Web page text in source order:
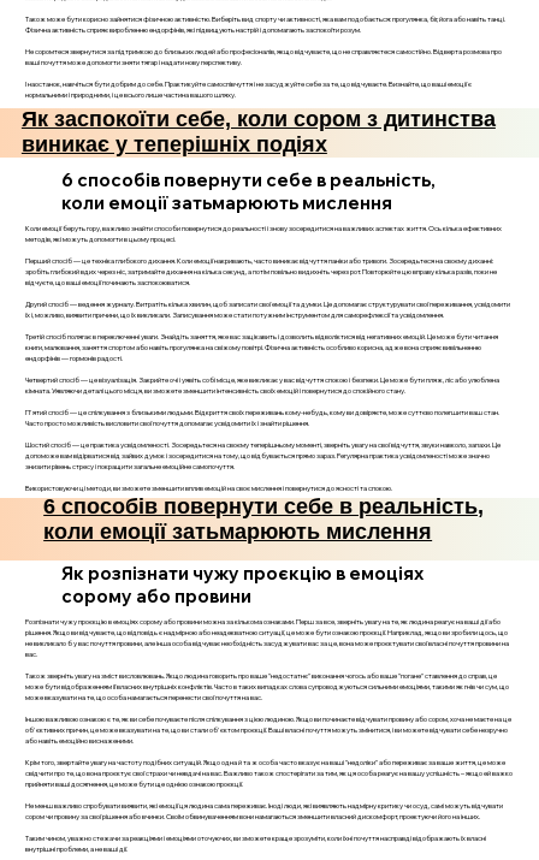
Також може бути корисно зайнятися фізичною активністю. Виберіть вид спорту чи активності, яка вам подобається: прогулянка, біг, йога або навіть танці.
Фізична активність сприяє виробленню ендорфінів, які підвищують настрій і допомагають заспокоїти розум.
Не соромтеся звернутися за підтримкою до близьких людей або професіоналів, якщо відчуваєте, що не справляєтеся самостійно. Відверта розмова про
ваші почуття може допомогти зняти тягар і надати нову перспективу.
І наостанок, навчіться бути добрим до себе. Практикуйте самоспівчуття і не засуджуйте себе за те, що відчуваєте. Визнайте, що ваші емоції є
нормальними і природними, і це всього лише частина вашого шляху.
Як заспокоїти себе, коли сором з дитинства
виникає у теперішніх подіях
6 способів повернути себе в реальність,
коли емоції затьмарюють мислення
Коли емоції беруть гору, важливо знайти способи повернутися до реальності і знову зосередитися на важливих аспектах життя. Ось кілька ефективних
методів, які можуть допомогти в цьому процесі.
Перший спосіб — це техніка глибокого дихання. Коли емоції накривають, часто виникає відчуття паніки або тривоги. Зосередьтеся на своєму диханні:
зробіть глибокий вдих через ніс, затримайте дихання на кілька секунд, а потім повільно видихніть через рот. Повторюйте цю вправу кілька разів, поки не
відчуєте, що ваші емоції починають заспокоюватися.
Другий спосіб — ведення журналу. Витратіть кілька хвилин, щоб записати свої емоції та думки. Це допомагає структурувати свої переживання, усвідомити
їх і, можливо, виявити причини, що їх викликали. Записування може стати потужним інструментом для саморефлексії та усвідомлення.
Третій спосіб полягає в переключенні уваги. Знайдіть заняття, яке вас зацікавить і дозволить відволіктися від негативних емоцій. Це може бути читання
книги, малювання, заняття спортом або навіть прогулянка на свіжому повітрі. Фізична активність особливо корисна, адже вона сприяє вивільненню
ендорфінів — гормонів радості.
Четвертий спосіб — це візуалізація. Закрийте очі і уявіть собі місце, яке викликає у вас відчуття спокою і безпеки. Це може бути пляж, ліс або улюблена
кімната. Уявляючи деталі цього місця, ви зможете зменшити інтенсивність своїх емоцій і повернутися до спокійного стану.
П'ятий спосіб — це спілкування з близькими людьми. Відкриття своїх переживань кому-небудь, кому ви довіряєте, може суттєво полегшити ваш стан.
Часто просто можливість висловити свої почуття допомагає усвідомити їх і знайти рішення.
Шостий спосіб — це практика усвідомленості. Зосередьтеся на своєму теперішньому моменті, зверніть увагу на свої відчуття, звуки навколо, запахи. Це
допоможе вам відірватися від зайвих думок і зосередитися на тому, що відбувається прямо зараз. Регулярна практика усвідомленості може значно
знизити рівень стресу і покращити загальне емоційне самопочуття.
Використовуючи ці методи, ви зможете зменшити вплив емоцій на своє мислення і повернутися до ясності та спокою.
6 способів повернути себе в реальність,
коли емоції затьмарюють мислення
Як розпізнати чужу проєкцію в емоціях
сорому або провини
Розпізнати чужу проєкцію в емоціях сорому або провини можна за кількома ознаками. Перш за все, зверніть увагу на те, як людина реагує на ваші дії або
рішення. Якщо ви відчуваєте, що відповідь є надмірною або неадекватною ситуації, це може бути ознакою проєкції. Наприклад, якщо ви зробили щось, що
не викликало б у вас почуття провини, але інша особа відчуває необхідність засуджувати вас за це, вона може проєктувати свої власні почуття провини на
вас.
Також зверніть увагу на зміст висловлювань. Якщо людина говорить про ваше "недостатнє" виконання чогось або ваше "погане" ставлення до справ, це
може бути відображенням її власних внутрішніх конфліктів. Часто в таких випадках слова супроводжуються сильними емоціями, такими як гнів чи сум, що
може вказувати на те, що особа намагається перенести свої почуття на вас.
Іншою важливою ознакою є те, як ви себе почуваєте після спілкування з цією людиною. Якщо ви починаєте відчувати провину або сором, хоча не маєте на це
об'єктивних причин, це може вказувати на те, що ви стали об'єктом проєкції. Ваші власні почуття можуть змінитися, і ви можете відчувати себе незручно
або навіть емоційно виснаженими.
Крім того, звертайте увагу на частоту подібних ситуацій. Якщо одна й та ж особа часто вказує на ваші "недоліки" або переживає за ваше життя, це може
свідчити про те, що вона проєктує свої страхи чи невдачі на вас. Важливо також спостерігати за тим, як ця особа реагує на вашу успішність – якщо ей важко
прийняти ваші досягнення, це може бути ще однією ознакою проєкції.
Не менш важливо спробувати виявити, які емоції ця людина сама переживає. Іноді люди, які виявляють надмірну критику чи осуд, самі можуть відчувати
сором чи провину за свої рішення або вчинки. Своїм обвинуваченням вони намагаються зменшити власний дискомфорт, проектуючи його на інших.
Таким чином, уважно стежачи за реакціями і емоціями оточуючих, ви зможете краще зрозуміти, коли їхні почуття насправді відображають їх власні
внутрішні проблеми, а не ваші дії.